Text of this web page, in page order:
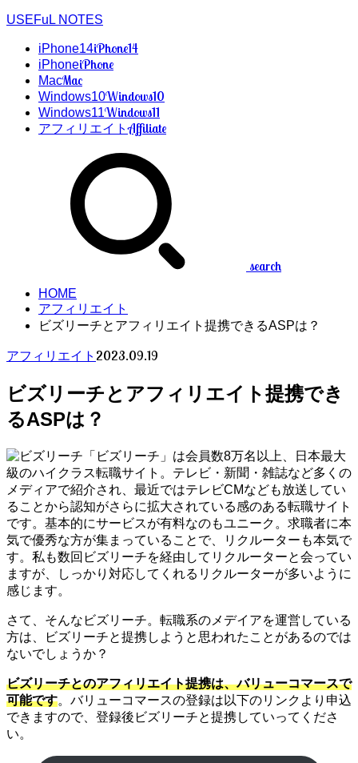
USEFuL NOTES
iPhone14iPhone14
iPhoneiPhone
MacMac
Windows10Windows10
Windows11Windows11
アフィリエイトAffiliate
search
HOME
アフィリエイト
ビズリーチとアフィリエイト提携できるASPは？
アフィリエイト 2023.09.19
ビズリーチとアフィリエイト提携でき
るASPは？
「ビズリーチ」は会員数8万名以上、日本最大
級のハイクラス転職サイト。テレビ・新聞・雑誌など多くの
メディアで紹介され、最近ではテレビCMなども放送してい
ることから認知がさらに拡大されている感のある転職サイト
です。基本的にサービスが有料なのもユニーク。求職者に本
気で優秀な方が集まっていることで、リクルーターも本気で
す。私も数回ビズリーチを経由してリクルーターと会ってい
ますが、しっかり対応してくれるリクルーターが多いように
感じます。
さて、そんなビズリーチ。転職系のメデイアを運営している
方は、ビズリーチと提携しようと思われたことがあるのでは
ないでしょうか？
ビズリーチとのアフィリエイト提携は、バリューコマースで
可能です。バリューコマースの登録は以下のリンクより申込
できますので、登録後ビズリーチと提携していってくださ
い。